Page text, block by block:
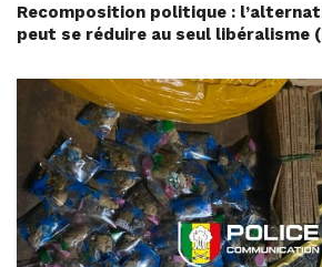
Recomposition politique :
peut se réduire au seul libéralisme